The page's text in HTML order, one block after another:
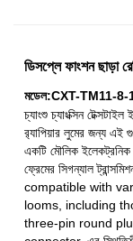
ডিসপ্লে ফাংশন ছাড়া
মডেল:CXT-TM11-8-
চ্যাংশু চ্যাংক্সিন
র‌্যাপিয়ার লুমের জন্য এই
একটি মৌলিক ইলেকট্রনিক
ফ্রেমের সিগন্যাল
compatible with
looms, including
three-pin round